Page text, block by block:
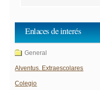
Enlaces de interés
General
Alventus. Extraescolares
Colegio